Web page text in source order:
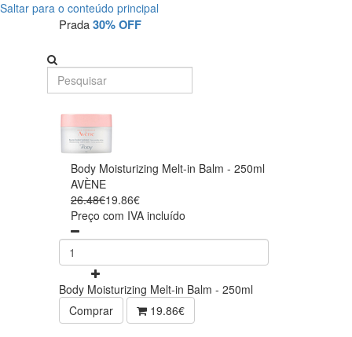
Saltar para o conteúdo principal
Prada30% OFF
Body Moisturizing Melt-in Balm - 250ml
AVÈNE
26.48€19.86€
Preço com IVA incluído
Body Moisturizing Melt-in Balm - 250ml
Comprar
19.86€